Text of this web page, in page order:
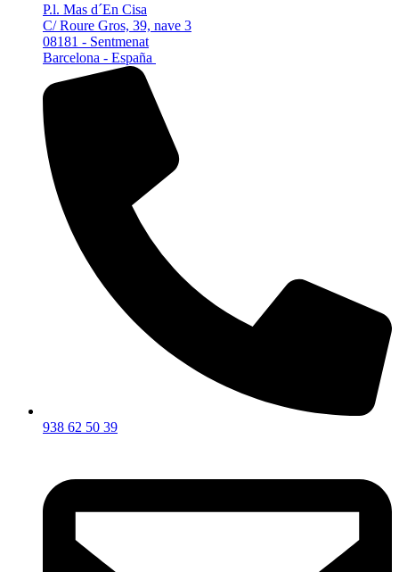
P.l. Mas d´En Cisa
C/ Roure Gros, 39, nave 3
08181 - Sentmenat
Barcelona - España
938 62 50 39